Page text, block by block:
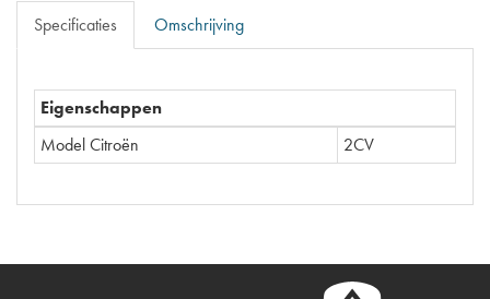
Specificaties Omschrijving
Eigenschappen
Model Citroën
2CV